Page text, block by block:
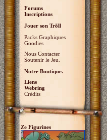
Forums
Inscriptions
Jouer son Trõll
Packs Graphiques
Goodies
Nous Contacter
Soutenir le Jeu.
Notre Boutique.
Liens
Webring
Crédits
Ze Figurines